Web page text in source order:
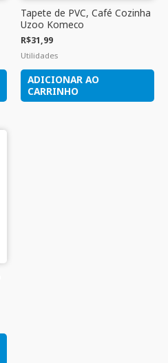
Tapete de PVC, Café Cozinha
Uzoo Komeco
R$31,99
Utilidades
ADICIONAR AO
CARRINHO